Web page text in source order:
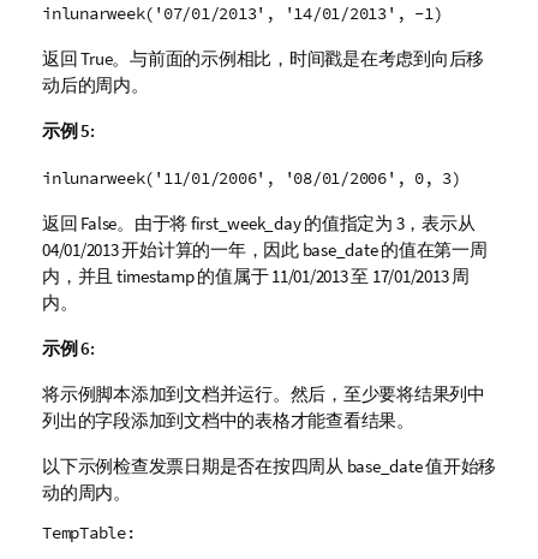
inlunarweek('07/01/2013', '14/01/2013', -1)
返回True。与前面的示例相比，时间戳是在考虑到向后移
动后的周内。
示例 5:
inlunarweek('11/01/2006', '08/01/2006', 0, 3)
返回 False。由于将first_week_day的值指定为 3，表示从
04/01/2013开始计算的一年，因此 base_date的值在第一周
内，并且 timestamp的值属于11/01/2013至 17/01/2013周
内。
示例 6:
将示例脚本添加到文档并运行。然后，至少要将结果列中
列出的字段添加到文档中的表格才能查看结果。
以下示例检查发票日期是否在按四周从 base_date值开始移
动的周内。
TempTable: